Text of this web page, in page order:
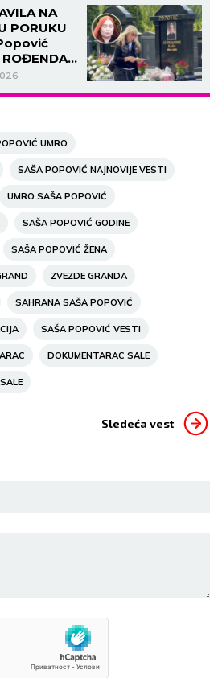
NA
PORUKU
ROĐENDAN
UMRO
SAŠA POPOVIĆ NAJNOVIJE VESTI
UMRO SAŠA POPOVIĆ
SAŠA POPOVIĆ GODINE
SAŠA POPOVIĆ ŽENA
ZVEZDE GRANDA
SAHRANA SAŠA POPOVIĆ
SAŠA POPOVIĆ VESTI
DOKUMENTARAC SALE
SALE
Sledeća vest